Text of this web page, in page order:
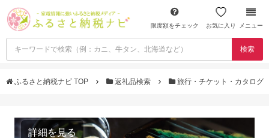
限度額をチェック お気に入り メニュー
検索
ふるさと納税ナビ TOP 返礼品検索 旅行・チケット・カタログ
詳細を見る